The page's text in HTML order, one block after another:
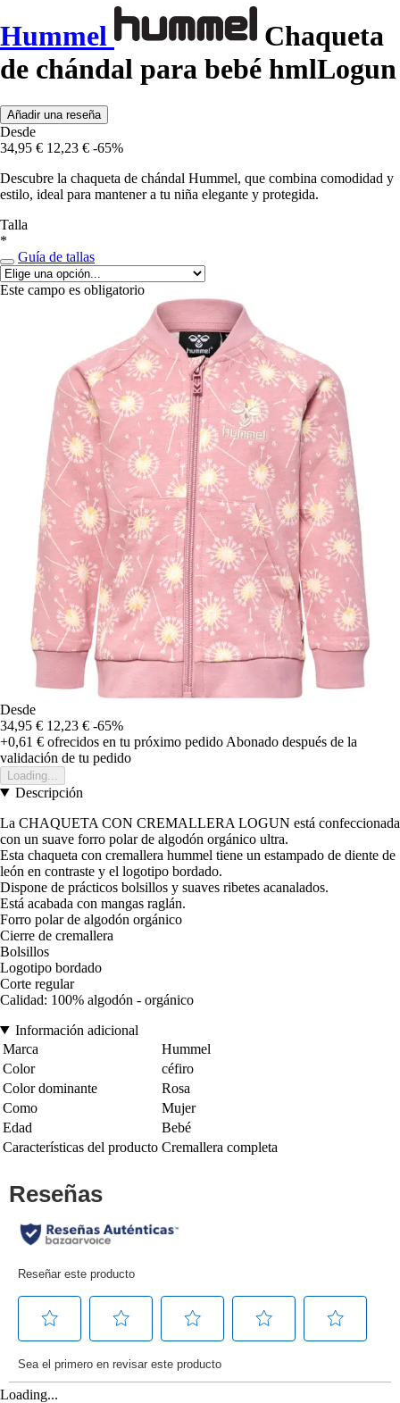
Hummel
Chaqueta
de chándal para bebé hmlLogun
Añadir una reseña
Desde
34,95 € 12,23 € -65%
Descubre la chaqueta de chándal Hummel, que combina comodidad y
estilo, ideal para mantener a tu niña elegante y protegida.
Talla
*
Guía de tallas
Este campo es obligatorio
Desde
34,95 € 12,23 € -65%
+0,61 € ofrecidos en tu próximo pedido Abonado después de la
validación de tu pedido
Loading...
Descripción
La CHAQUETA CON CREMALLERA LOGUN está confeccionada
con un suave forro polar de algodón orgánico ultra.
Esta chaqueta con cremallera hummel tiene un estampado de diente de
león en contraste y el logotipo bordado.
Dispone de prácticos bolsillos y suaves ribetes acanalados.
Está acabada con mangas raglán.
Forro polar de algodón orgánico
Cierre de cremallera
Bolsillos
Logotipo bordado
Corte regular
Calidad: 100% algodón - orgánico
Información adicional
Marca
Hummel
Color
céfiro
Color dominante
Rosa
Como
Mujer
Edad
Bebé
Características del producto Cremallera completa
Loading...